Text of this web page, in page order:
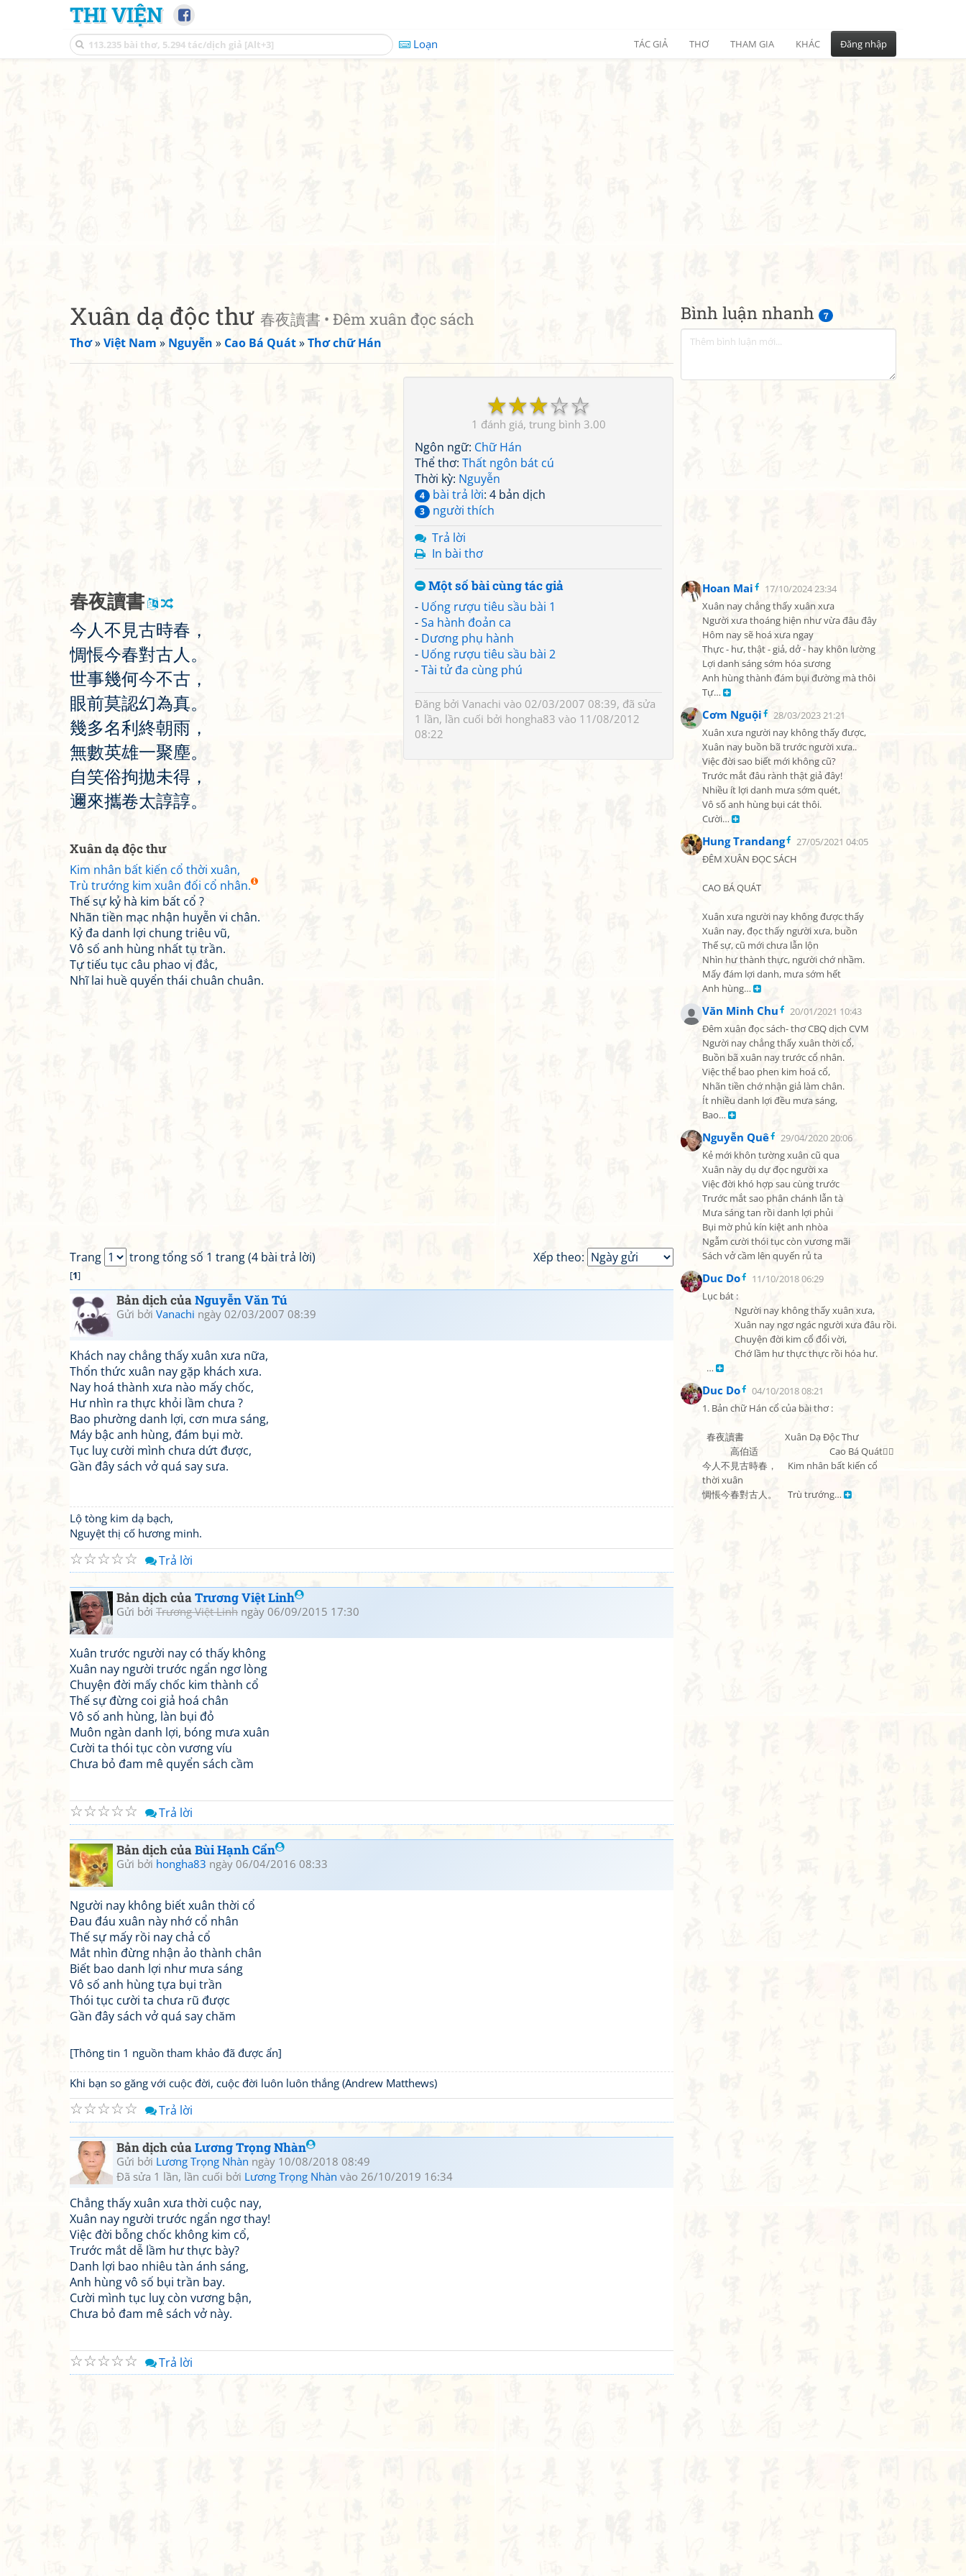
THI VIỆN
Loạn TÁC GIẢ THƠ THAM GIA KHÁC Đăng nhập
Bình luận nhanh 7
Hoan Mai
17/10/2024 23:34
Xuân nay chẳng thấy xuân xưa
Người xưa thoáng hiện như vừa đâu đây
Hôm nay sẽ hoá xưa ngay
Thực - hư, thật - giả, dở - hay khôn lường
Lợi danh sáng sớm hóa sương
Anh hùng thành đám bụi đường mà thôi
Tự…
Cơm Nguội
28/03/2023 21:21
Xuân xưa người nay không thấy được,
Xuân nay buồn bã trước người xưa..
Việc đời sao biết mới không cũ?
Trước mắt đâu rành thật giả đây!
Nhiều ít lợi danh mưa sớm quét,
Vô số anh hùng bụi cát thôi.
Cười…
Hung Trandang
27/05/2021 04:05
ĐÊM XUÂN ĐỌC SÁCH
CAO BÁ QUÁT
Xuân xưa người nay không được thấy
Xuân nay, đọc thấy người xưa, buồn
Thế sự, cũ mới chưa lẫn lộn
Nhìn hư thành thực, người chớ nhầm.
Mấy đám lợi danh, mưa sớm hết
Anh hùng…
Văn Minh Chu
20/01/2021 10:43
Đêm xuân đọc sách- thơ CBQ dịch CVM
Người nay chẳng thấy xuân thời cổ,
Buồn bã xuân nay trước cổ nhân.
Việc thể bao phen kim hoá cổ,
Nhãn tiền chớ nhận giả làm chân.
Ít nhiều danh lợi đều mưa sáng,
Bao…
Nguyễn Quê
29/04/2020 20:06
Kẻ mới khôn tường xuân cũ qua
Xuân này dụ dự đọc người xa
Việc đời khó hợp sau cùng trước
Trước mắt sao phân chánh lẫn tà
Mưa sáng tan rồi danh lợi phủi
Bụi mờ phủ kín kiệt anh nhòa
Ngẫm cười thói tục còn vương mãi
Sách vở cầm lên quyến rủ ta
Duc Do
11/10/2018 06:29
Lục bát :
  …
Duc Do
04/10/2018 08:21
1. Bản chữ Hán cổ của bài thơ :
今人不見古時春，     Kim nhân bất kiến cổ
thời xuân
惆悵今春對古人。     Trù trướng…
Xuân dạ độc thư 春夜讀書 • Đêm xuân đọc sách
Thơ»Việt Nam » Nguyễn » Cao Bá Quát»Thơ chữ Hán
☆
☆
☆
☆
☆
1 3.00
Ngôn ngữ: Chữ Hán
Thể thơ: Thất ngôn bát cú
Thời kỳ: Nguyễn
4 bài trả lời: 4 bản dịch
3
người thích
Trả lời
In bài thơ
Một số bài cùng tác giả
- Uống rượu tiêu sầu bài 1
-Sa hành đoản ca
- Dương phụ hành
- Uống rượu tiêu sầu bài 2
-Tài tử đa cùng phú
Đăng bởi Vanachi vào 02/03/2007 08:39, đã sửa
1 lần, lần cuối bởi hongha83 vào 11/08/2012
08:22
春夜讀書
今 人不 見古時春 ，
惆悵今春對古 人 。
世事幾何今不古 ，
眼前莫認幻為真。
幾多名利 終朝雨 ，
無數英雄一聚塵。
自笑俗拘拋未得 ，
邇來攜卷太諄諄。
Xuân dạ độc thư
Kim nhân bất kiến cổ thời xuân,
Trù trướng kim xuân đối cổ nhân.
Thế sự kỷ hà kim bất cổ ?
Nhãn tiền mạc nhận huyễn vi chân.
Kỷ đa danh lợi chung triêu vũ,
Vô số anh hùng nhất tụ trần.
Tự tiếu tục câu phao vị đắc,
Nhĩ lai huề quyển thái chuân chuân.
Xếp theo:
Trang trong tổng số 1 trang (4 bài trả lời)
[1]
Bản dịch củaNguyễn Văn Tú
Gửi bởi Vanachi ngày 02/03/2007 08:39
Khách nay chẳng thấy xuân xưa nữa,
Thổn thức xuân nay gặp khách xưa.
Nay hoá thành xưa nào mấy chốc,
Hư nhìn ra thực khỏi lầm chưa ?
Bao phường danh lợi, cơn mưa sáng,
Máy bậc anh hùng, đám bụi mờ.
Tục luỵ cười mình chưa dứt được,
Gần đây sách vở quá say sưa.
Lộ tòng kim dạ bạch,
Nguyệt thị cố hương minh.
☆
☆
☆
☆
☆ Trả lời
Bản dịch củaTrương Việt Linh
Gửi bởi Trương Việt Linh ngày 06/09/2015 17:30
Xuân trước người nay có thấy không
Xuân nay người trước ngẩn ngơ lòng
Chuyện đời mấy chốc kim thành cổ
Thế sự đừng coi giả hoá chân
Vô số anh hùng, làn bụi đỏ
Muôn ngàn danh lợi, bóng mưa xuân
Cười ta thói tục còn vương víu
Chưa bỏ đam mê quyển sách cầm
☆
☆
☆
☆
☆ Trả lời
Bản dịch củaBùi Hạnh Cẩn
Gửi bởi hongha83 ngày 06/04/2016 08:33
Người nay không biết xuân thời cổ
Đau đáu xuân này nhớ cổ nhân
Thế sự mấy rồi nay chả cổ
Mắt nhìn đừng nhận ảo thành chân
Biết bao danh lợi như mưa sáng
Vô số anh hùng tựa bụi trần
Thói tục cười ta chưa rũ được
Gần đây sách vở quá say chăm
[Thông tin 1 nguồn tham khảo đã được ẩn]
Khi bạn so găng với cuộc đời, cuộc đời luôn luôn thắng (Andrew Matthews)
☆
☆
☆
☆
☆ Trả lời
Bản dịch củaLương Trọng Nhàn
Gửi bởi Lương Trọng Nhàn ngày 10/08/2018 08:49
Đã sửa 1 lần, lần cuối bởi Lương Trọng Nhàn vào 26/10/2019 16:34
Chẳng thấy xuân xưa thời cuộc nay,
Xuân nay người trước ngẩn ngơ thay!
Việc đời bỗng chốc không kim cổ,
Trước mắt dễ lầm hư thực bày?
Danh lợi bao nhiêu tàn ánh sáng,
Anh hùng vô số bụi trần bay.
Cười mình tục luỵ còn vương bận,
Chưa bỏ đam mê sách vở này.
☆
☆
☆
☆
☆ Trả lời